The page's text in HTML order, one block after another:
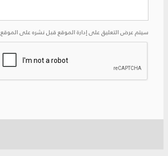
سيتم عرض التعليق على إدارة الموقع قبل نشره على الموقع